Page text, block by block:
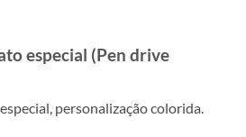
especial (Pen drive
personalização colorida.